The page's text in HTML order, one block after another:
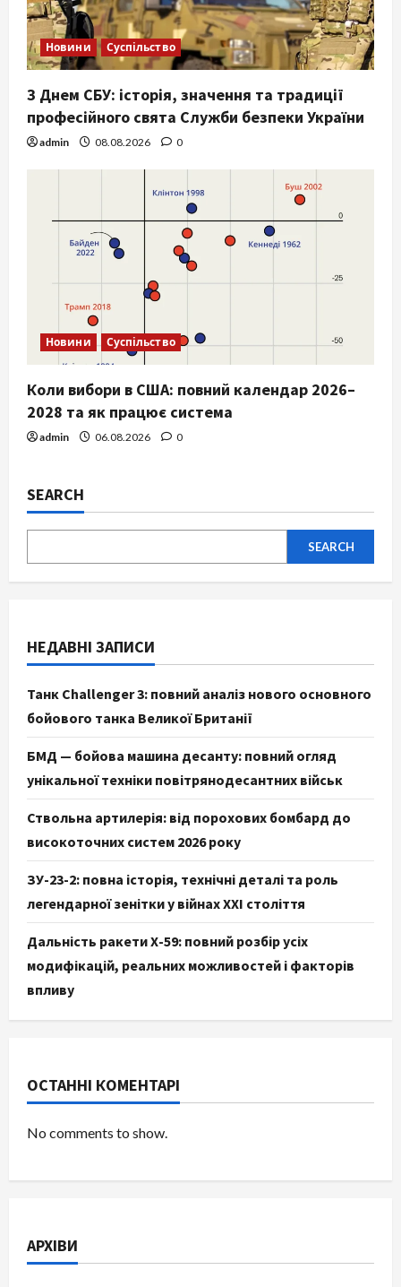
Новини Суспільство
З Днем СБУ: історія, значення та традиції
професійного свята Служби безпеки України
admin 08.08.2026 0
Новини Суспільство
Коли вибори в США: повний календар 2026–
2028 та як працює система
admin 06.08.2026 0
SEARCH
SEARCH
НЕДАВНІ ЗАПИСИ
Танк Challenger 3: повний аналіз нового основного
бойового танка Великої Британії
БМД — бойова машина десанту: повний огляд
унікальної техніки повітрянодесантних військ
Ствольна артилерія: від порохових бомбард до
високоточних систем 2026 року
ЗУ-23-2: повна історія, технічні деталі та роль
легендарної зенітки у війнах XXI століття
Дальність ракети Х-59: повний розбір усіх
модифікацій, реальних можливостей і факторів
впливу
ОСТАННІ КОМЕНТАРІ
No comments to show.
АРХІВИ